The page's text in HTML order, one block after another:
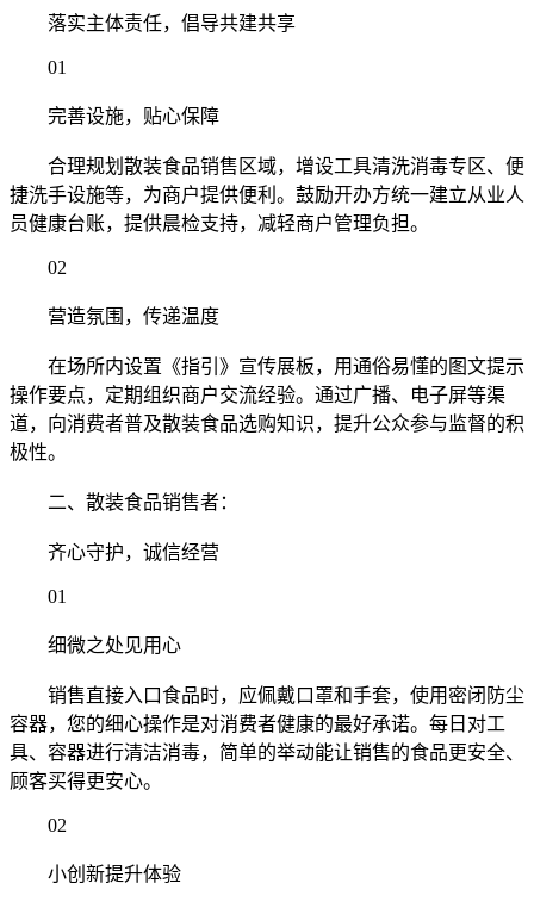
落实主体责任，倡导共建共享
01
完善设施，贴心保障
合理规划散装食品销售区域，增设工具清洗消毒专区、便
捷洗手设施等，为商户提供便利。鼓励开办方统一建立从业人
员健康台账，提供晨检支持，减轻商户管理负担。
02
营造氛围，传递温度
在场所内设置《指引》宣传展板，用通俗易懂的图文提示
操作要点，定期组织商户交流经验。通过广播、电子屏等渠
道，向消费者普及散装食品选购知识，提升公众参与监督的积
极性。
二、散装食品销售者：
齐心守护，诚信经营
01
细微之处见用心
销售直接入口食品时，应佩戴口罩和手套，使用密闭防尘
容器，您的细心操作是对消费者健康的最好承诺。每日对工
具、容器进行清洁消毒，简单的举动能让销售的食品更安全、
顾客买得更安心。
02
小创新提升体验